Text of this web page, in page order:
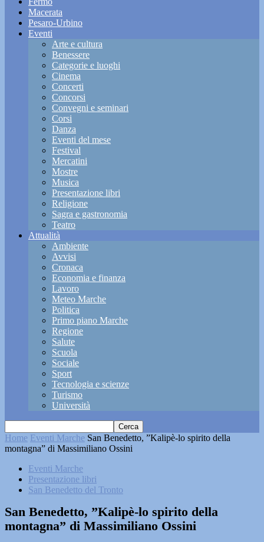
Macerata
Pesaro-Urbino
Eventi
Arte e cultura
Benessere
Categorie e luoghi
Cinema
Concerti
Concorsi
Convegni e seminari
Corsi
Danza
Eventi del mese
Festival
Mercatini
Mostre
Musica
Presentazione libri
Religione
Sagra e gastronomia
Teatro
Attualità
Ambiente
Avvisi
Cronaca
Economia e finanza
Lavoro
Meteo Marche
Politica
Primo piano Marche
Regione
Salute
Scuola
Sociale
Sport
Tecnologia e scienze
Turismo
Università
Home Eventi Marche San Benedetto, ”Kalipè-lo spirito della
montagna” di Massimiliano Ossini
Eventi Marche
Presentazione libri
San Benedetto del Tronto
San Benedetto, ”Kalipè-lo spirito della
montagna” di Massimiliano Ossini